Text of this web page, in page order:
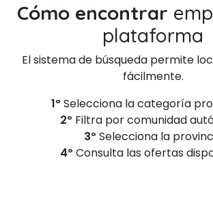
Cómo encontrar
plataforma
El sistema de búsqueda permite
fácilmente.
1º Selecciona la categoría
2º Filtra por comunidad
3º Selecciona la
4º Consulta las ofertas